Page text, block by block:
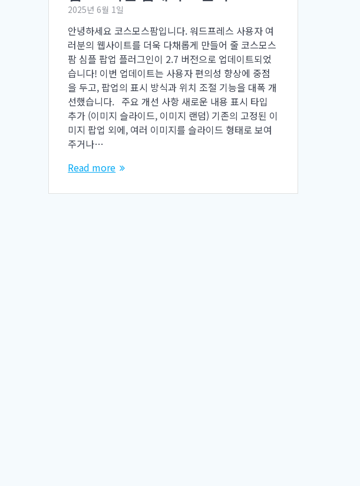
2025년 6월 1일
안녕하세요 코스모스팜입니다. 워드프레스 사용자 여
러분의 웹사이트를 더욱 다채롭게 만들어 줄 코스모스
팜 심플 팝업 플러그인이 2.7 버전으로 업데이트되었
습니다! 이번 업데이트는 사용자 편의성 향상에 중점
을 두고, 팝업의 표시 방식과 위치 조절 기능을 대폭 개
선했습니다. 주요 개선 사항 새로운 내용 표시 타입
추가 (이미지 슬라이드, 이미지 랜덤) 기존의 고정된 이
미지 팝업 외에, 여러 이미지를 슬라이드 형태로 보여
주거나…
Read more